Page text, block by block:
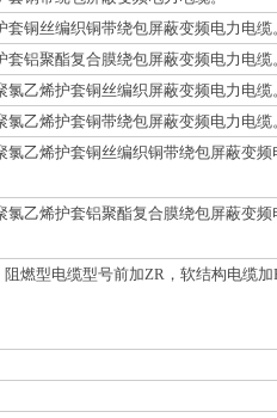
套铜丝编织铜带绕包屏蔽变频电力电缆
套铝聚酯复合膜绕包屏蔽变频电力电缆
氯乙烯护套铜丝编织屏蔽变频电力电缆
氯乙烯护套铜带绕包屏蔽变频电力电缆
氯乙烯护套铜丝编织铜带绕包屏蔽变频
氯乙烯护套铝聚酯复合膜绕包屏蔽变频
燃型电缆型号前加ZR，软结构电缆加